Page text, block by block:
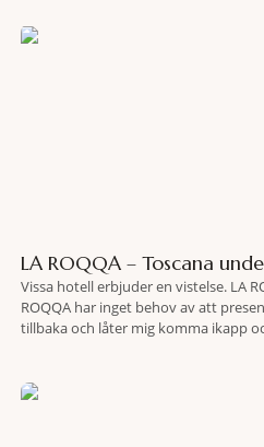
LA ROQQA – Toscana
Vissa hotell erbjuder en vistelse. LA
ROQQA har inget behov av att
tillbaka och låter mig komma ikapp